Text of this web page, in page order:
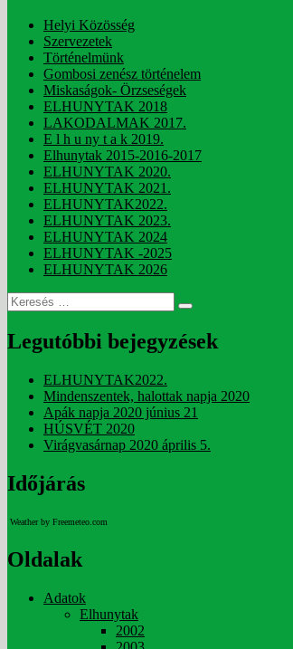
Helyi Közösség
Szervezetek
Történelmünk
Gombosi zenész történelem
Miskaságok- Örzseségek
ELHUNYTAK 2018
LAKODALMAK 2017.
E l h u ny t a k 2019.
Elhunytak 2015-2016-2017
ELHUNYTAK 2020.
ELHUNYTAK 2021.
ELHUNYTAK2022.
ELHUNYTAK 2023.
ELHUNYTAK 2024
ELHUNYTAK -2025
ELHUNYTAK 2026
Keresés
a
következő
kifejezésre:
Keresés
Legutóbbi bejegyzések
ELHUNYTAK2022.
Mindenszentek, halottak napja 2020
Apák napja 2020 június 21
HÚSVÉT 2020
Virágvasárnap 2020 április 5.
Időjárás
Weather by Freemeteo.com
Oldalak
Adatok
Elhunytak
2002